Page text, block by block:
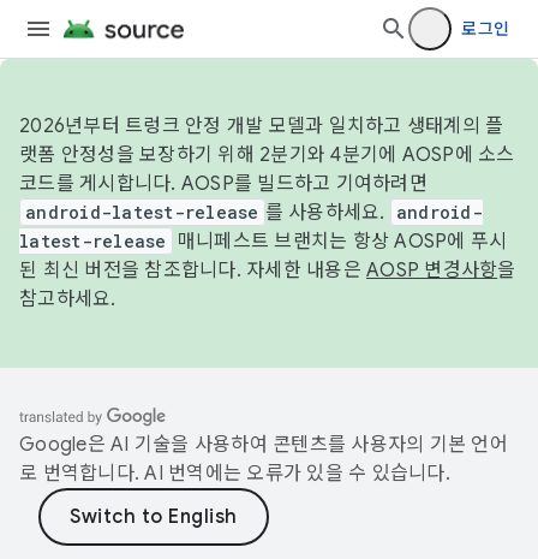
로그인
2026년부터 트렁크 안정 개발 모델과 일치하고 생태계의 플
랫폼 안정성을 보장하기 위해 2분기와 4분기에 AOSP에 소스
코드를 게시합니다. AOSP를 빌드하고 기여하려면
android-latest-release 를 사용하세요.
android-
latest-release
매니페스트 브랜치는 항상 AOSP에 푸시
된 최신 버전을 참조합니다. 자세한 내용은 AOSP 변경사항을
참고하세요.
Google은 AI 기술을 사용하여 콘텐츠를 사용자의 기본 언어
로 번역합니다. AI 번역에는 오류가 있을 수 있습니다.